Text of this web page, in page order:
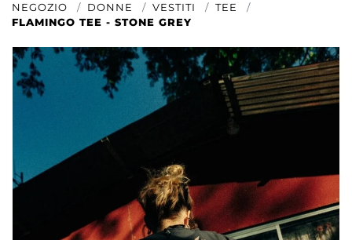
NEGOZIO DONNE VESTITI
TEE
FLAMINGO TEE - STONE GREY